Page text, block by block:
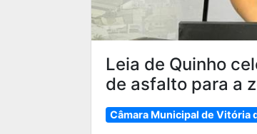
Leia de Quinho
de asfalto para a
Câmara Municipal de Vitória